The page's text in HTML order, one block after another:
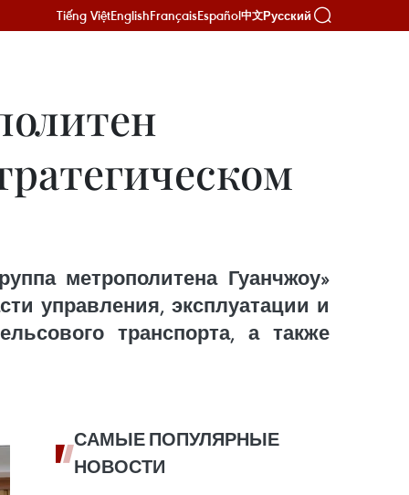
Tiếng ViệtEnglishFrançaisEspañol中文Русский
метрополитена Гуанчжоу»
управления, эксплуатации и
транспорта, а также
САМЫЕ ПОПУЛЯРНЫЕ
НОВОСТИ